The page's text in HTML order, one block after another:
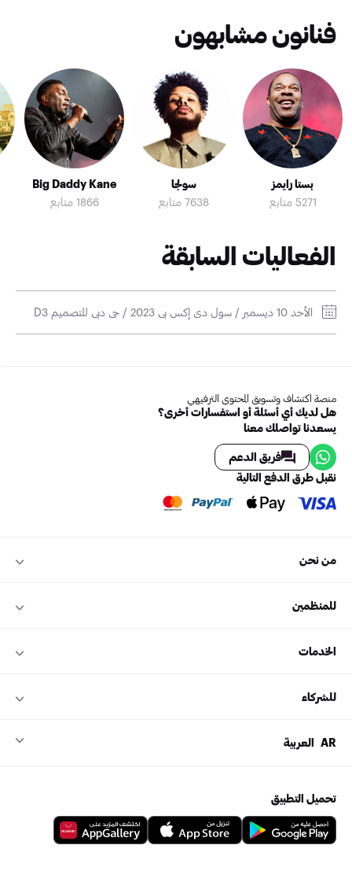
فنانون مشابهون
بستا رايمز
5271 متابع
سولجا
7638 متابع
Big Daddy Kane
1866 متابع
الفعاليات السابقة
الأحد 10 ديسمبر / سول دي إكس بي 2023 / حي دبي للتصميم D3
منصة اكتشاف وتسويق المحتوى الترفيهي
هل لديك أي أسئلة أو استفسارات أخرى؟
يسعدنا تواصلك معنا
فريق الدعم
نقبل طرق الدفع التالية
من نحن
للمنظمين
الخدمات
للشركاء
AR العربية
تحميل التطبيق